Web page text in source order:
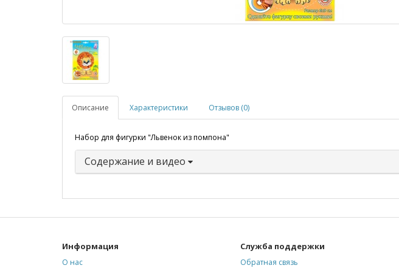
Описание Характеристики Отзывов (0)
Набор для фигурки "Львенок из помпона"
Содержание и видео
Информация
О нас
Служба поддержки
Обратная связь